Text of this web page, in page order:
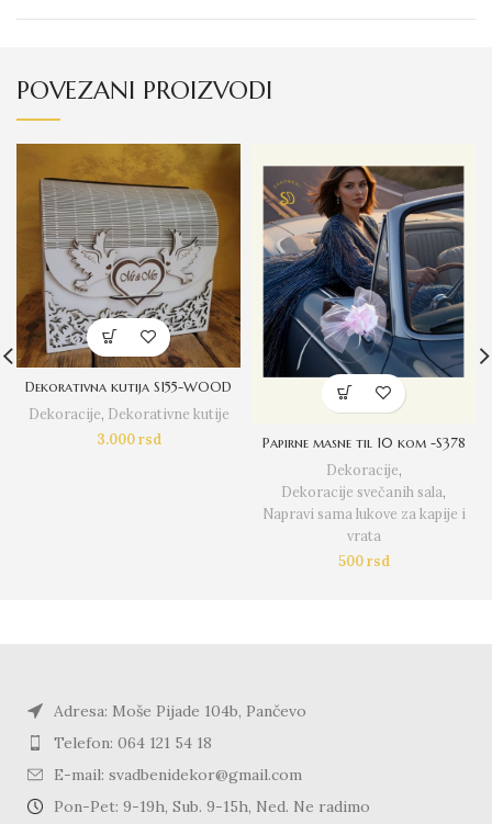
POVEZANI PROIZVODI
Dekorativna kutija S155-WOOD
Dekoracije, Dekorativne kutije
3.000rsd
Papirne masne til 10 kom -S378
Dekoracije,
Dekoracije svečanih sala,
Napravi sama lukove za kapije i
vrata
500rsd
Adresa: Moše Pijade 104b, Pančevo
Telefon: 064 121 54 18
E-mail: svadbenidekor@gmail.com
Pon-Pet: 9-19h, Sub. 9-15h, Ned. Ne radimo